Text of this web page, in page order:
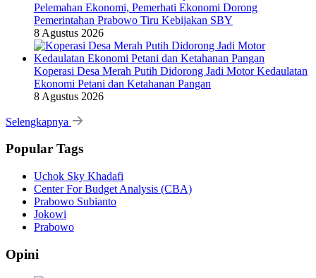
Pelemahan Ekonomi, Pemerhati Ekonomi Dorong
Pemerintahan Prabowo Tiru Kebijakan SBY
8 Agustus 2026
Koperasi Desa Merah Putih Didorong Jadi Motor Kedaulatan
Ekonomi Petani dan Ketahanan Pangan
8 Agustus 2026
Selengkapnya
Popular Tags
Uchok Sky Khadafi
Center For Budget Analysis (CBA)
Prabowo Subianto
Jokowi
Prabowo
Opini